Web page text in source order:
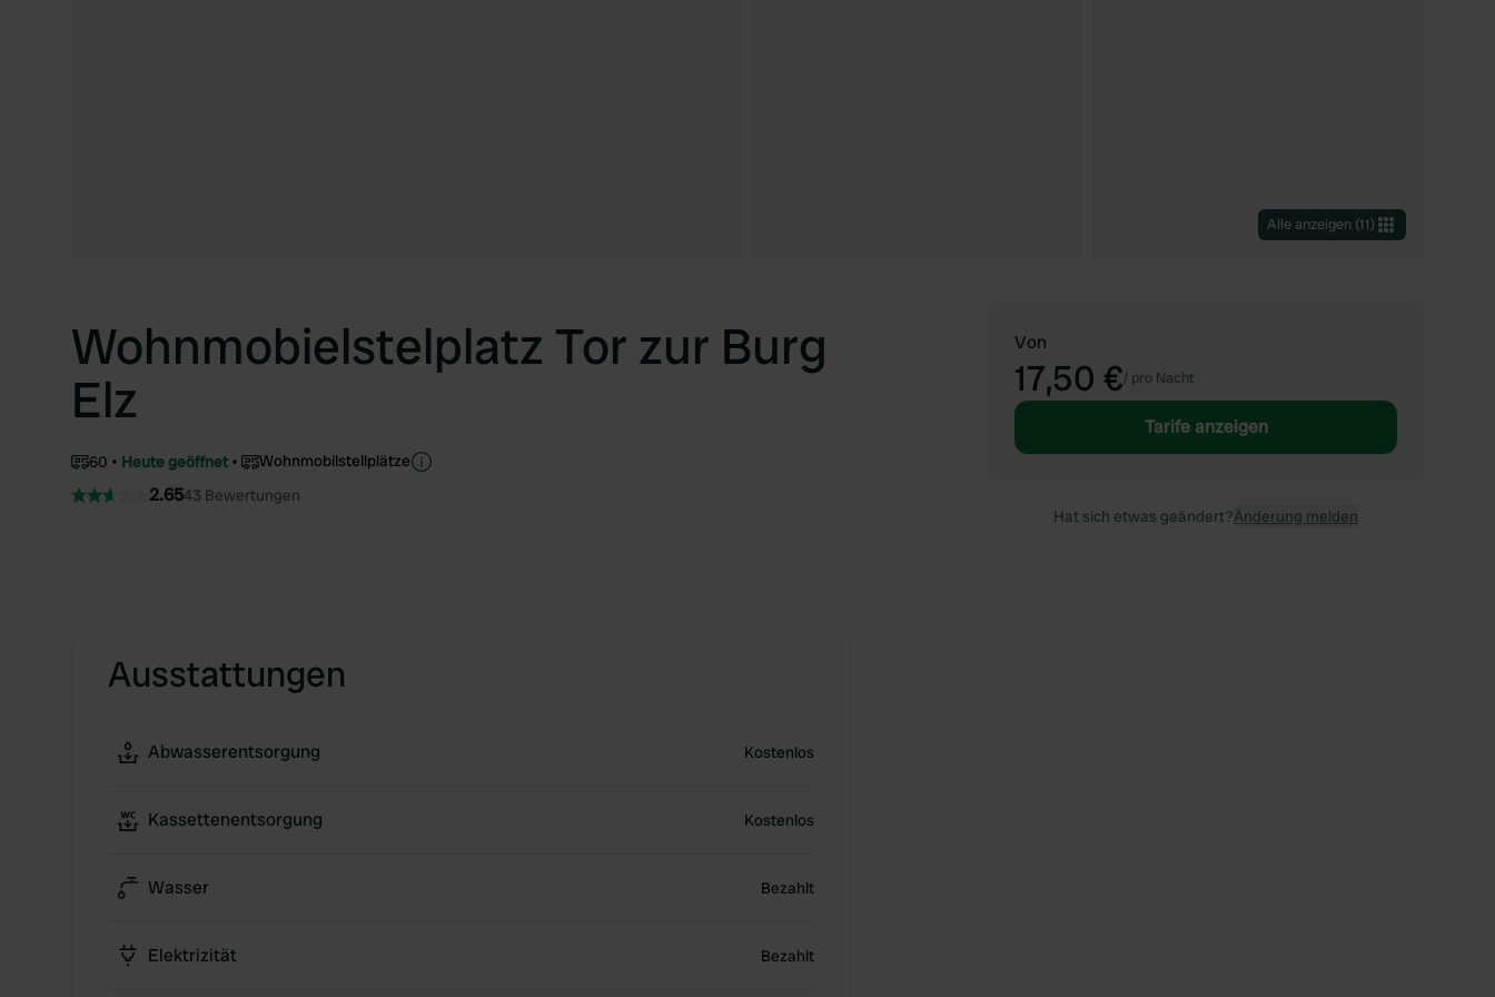
Alle anzeigen (11)
Wohnmobielstelplatz Tor zur Burg
Elz
60 Heute geöffnet Wohnmobilstellplätze
2.6543 Bewertungen
Ausstattungen
Abwasserentsorgung Kostenlos
Kassettenentsorgung Kostenlos
Wasser Bezahlt
Elektrizität Bezahlt
Von
17,50 €/ pro Nacht
Tarife anzeigen
Hat sich etwas geändert?Änderung melden